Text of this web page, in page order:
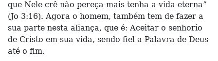
que Nele crê não pereça mais tenha a vida eterna”
(Jo 3:16). Agora o homem, também tem de fazer a
sua parte nesta aliança, que é: Aceitar o senhorio
de Cristo em sua vida, sendo fiel a Palavra de Deus
até o fim.